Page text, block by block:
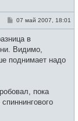
е
т
С
б
щ
н
07 май 2007, 18:01
в
Видимо,
поднимает надо
пока